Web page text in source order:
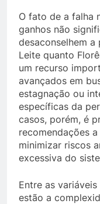
O fato de a falha
ganhos não
desaconselhem
Leite quanto
um recurso
avançados em
estagnação ou
específicas da
casos, porém, é
recomendações
minimizar riscos
excessiva do
Entre as
estão a